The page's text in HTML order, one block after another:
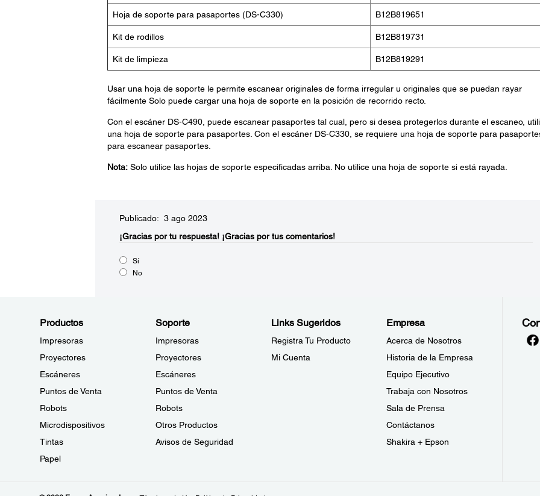
Hoja de soporte para pasaportes (DS-C330) B12B819651
Kit de rodillos B12B819731
Kit de limpieza B12B819291
Usar una hoja de soporte le permite escanear originales de forma irregular u originales que se puedan rayar
fácilmente Solo puede cargar una hoja de soporte en la posición de recorrido recto.
Con el escáner DS-C490, puede escanear pasaportes tal cual, pero si desea protegerlos durante el escaneo,
una hoja de soporte para pasaportes. Con el escáner DS-C330, se requiere una hoja de soporte para
para escanear pasaportes.
Nota:Solo utilice las hojas de soporte especificadas arriba. No utilice una hoja de soporte si está rayada.
Publicado: 3 ago 2023
¡Gracias por tu respuesta! ¡Gracias por tus comentarios!
Sí
No
Productos
Impresoras
Proyectores
Escáneres
Puntos de Venta
Robots
Microdispositivos
Tintas
Papel
Soporte
Impresoras
Proyectores
Escáneres
Puntos de Venta
Robots
Otros Productos
Avisos de Seguridad
Links Sugeridos
Registra Tu Producto
Mi Cuenta
Empresa
Acerca de Nosotros
Historia de la Empresa
Equipo Ejecutivo
Trabaja con Nosotros
Sala de Prensa
Contáctanos
Shakira + Epson